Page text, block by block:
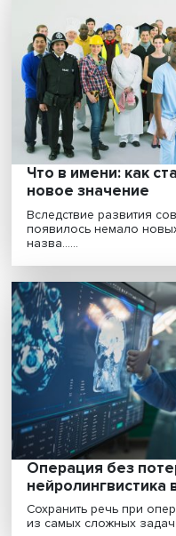
Трудности
речевые навыки
Сотрудники Центра
над созданием
Что в имени:
новое значение
Вследствие
появилось немало
назва......